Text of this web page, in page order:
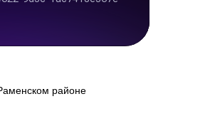
районе